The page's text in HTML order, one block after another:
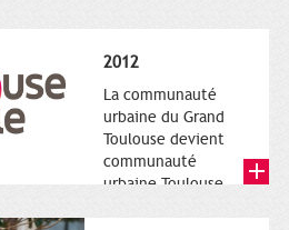
2012
La communauté
urbaine du Grand
Toulouse devient
communauté
urbaine Toulouse